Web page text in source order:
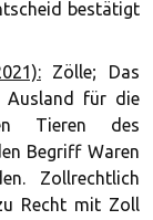
bestätigt
Zölle; Das
Ausland für die
Tieren des
Begriff Waren
Zollrechtlich
Recht mit Zoll